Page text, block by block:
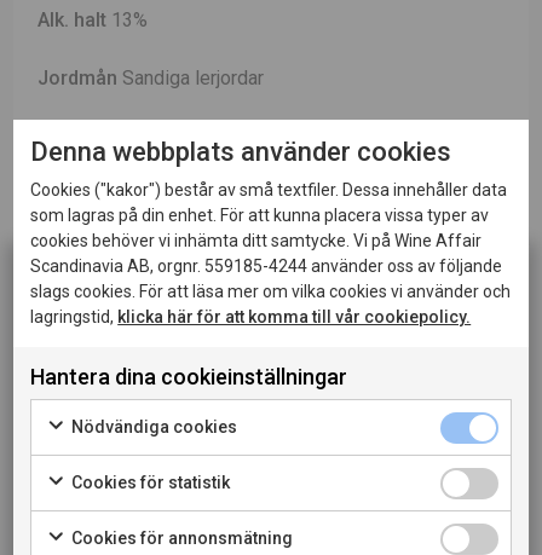
Alk. halt 13%
Jordmån Sandiga lerjordar
InformationDruvorna kommer från sluttande vingårdar
i Roverè della Luna i Trentino. Man använder sig båda
av pergola och guyot uppbindning.
Karaktär Fruktig doft av mogna päron, grönt äpple och
persika. Smaken är len och balanserad med en mjuk
och frisk eftersmak.
VinifieringVinet jäser i tempraturkontrollerade
ståltankar i ca 12 dagar
LagringVinet har lagrats på ståltankar
Passar tillSkaldjur, ljusa kötträtter och vegetariskt
Denna webbplats använder cookies
Cookies ("kakor") består av små textfiler. Dessa innehåller data
som lagras på din enhet. För att kunna placera vissa typer av
cookies behöver vi inhämta ditt samtycke. Vi på Wine Affair
Scandinavia AB, orgnr. 559185-4244 använder oss av följande
slags cookies. För att läsa mer om vilka cookies vi använder och
lagringstid, klicka här för att komma till vår cookiepolicy.
Hantera dina cookieinställningar
Nödvändiga cookies
Cookies för statistik
Cookies för annonsmätning
Denna sida innehåller information om alkoholhaltiga
När jag bekräftar att jag är 20 år eller äldre godkänner
jag också att webbplatsen använder cookies.